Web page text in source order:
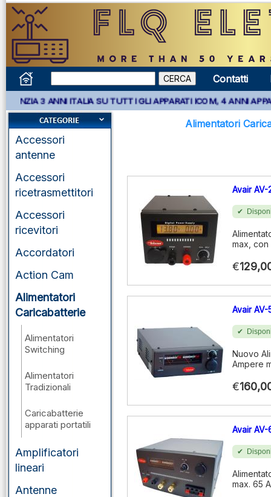
Contatti
ITALIA SU TUTTI GLI APPARATI ICOM, 4 ANNI APPARATI
Accessori
antenne
Accessori
ricetrasmettitori
Accessori
ricevitori
Accordatori
Action Cam
Alimentatori
Caricabatterie
Alimentatori
Switching
Alimentatori
Tradizionali
Caricabatterie
apparati portatili
Amplificatori
lineari
Antenne
Alimentatori
Avair AV-
max, con
€
Avair AV-
Nuovo
Ampere
€
Avair
max. 65 A